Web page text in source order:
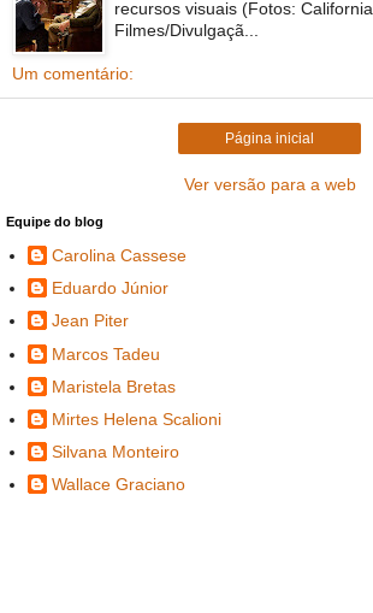
recursos visuais (Fotos: California
Filmes/Divulgaçã...
Um comentário:
Página inicial
Ver versão para a web
Equipe do blog
Carolina Cassese
Eduardo Júnior
Jean Piter
Marcos Tadeu
Maristela Bretas
Mirtes Helena Scalioni
Silvana Monteiro
Wallace Graciano